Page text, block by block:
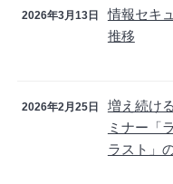
2026年3月13日
情報セキ
推移
2026年2月25日
増え続け
ミナー「
ラスト」